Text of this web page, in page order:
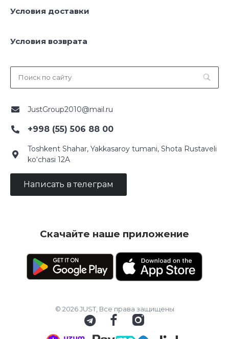
Условия доставки
Условия возврата
JustGroup2010@mail.ru
+998 (55) 506 88 00
Toshkent Shahar, Yakkasaroy tumani, Shota Rustaveli
ko‘chasi 12A
Написать в телеграм
Скачайте наше приложение
© 2026 JUST, Все права защищены